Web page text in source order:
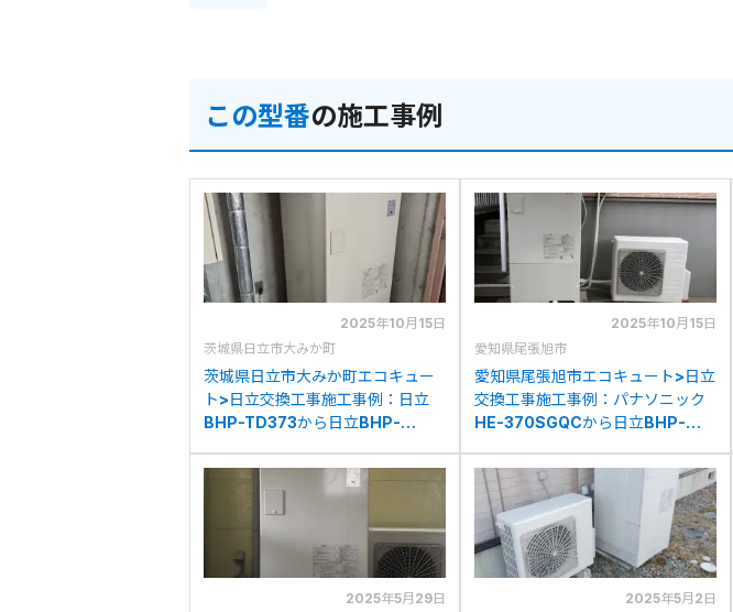
この型番の施工事例
2025年10月15日
茨城県日立市大みか町
茨城県日立市大みか町エコキュー
ト>日立交換工事施工事例：日立
BHP-TD373から日立BHP-
2025年10月15日
愛知県尾張旭市
愛知県尾張旭市エコキュート>日立
交換工事施工事例：パナソニック
HE-370SGQCから日立BHP-
2025年5月29日
2025年5月2日